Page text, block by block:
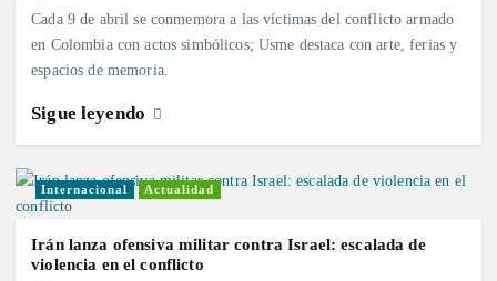
Cada 9 de abril se conmemora a las víctimas del conflicto armado
en Colombia con actos simbólicos; Usme destaca con arte, ferias y
espacios de memoria.
Sigue leyendo
Internacional Actualidad
Irán lanza ofensiva militar contra Israel: escalada de
violencia en el conflicto